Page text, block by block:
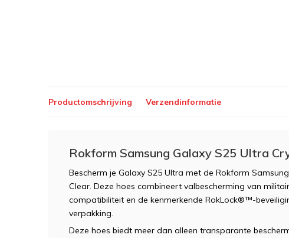
Productomschrijving Verzendinformatie
Rokform Samsung Galaxy S25 Ultra
Bescherm je Galaxy S25 Ultra met de Rokform
Clear. Deze hoes combineert valbescherming van
compatibiliteit en de kenmerkende RokLock®™-
verpakking.
Deze hoes biedt meer dan alleen transparante